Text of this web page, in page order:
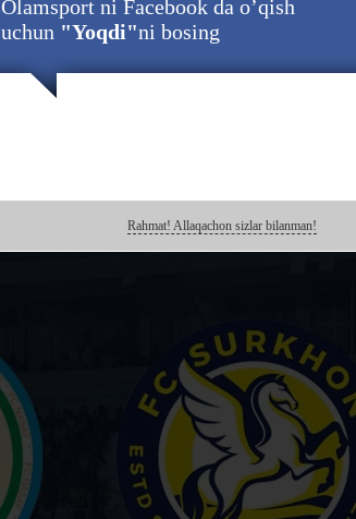
Olamsport ni Facebook da o’qish
uchun "Yoqdi"ni bosing
Rahmat! Allaqachon sizlar bilanman!